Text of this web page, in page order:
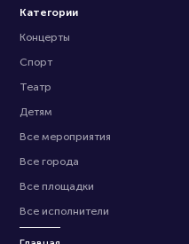
Категории
Концерты
Спорт
Театр
Детям
Все мероприятия
Все города
Все площадки
Все исполнители